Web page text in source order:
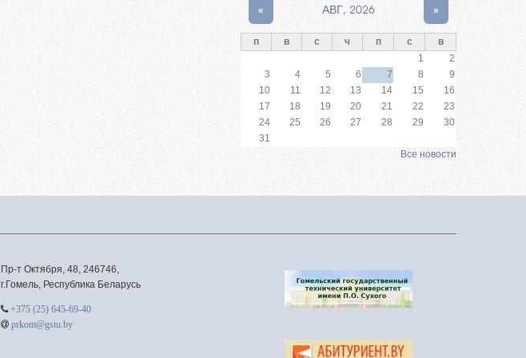
АВГ, 2026
« »
п в с ч п с
в
1
2
3
4 5 6 7 8
9
10
11 12 13 14 15
16
17
18 19 20 21 22
23
24
25 26 27 28 29
30
31
Все новости
Пр-т Октября, 48, 246746,
г.Гомель, Республика Беларусь
+375 (25) 645-69-40
prkom@gstu.by